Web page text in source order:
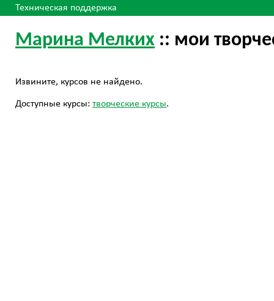
Техническая поддержка
Марина Мелких :: мои
Извините, курсов не найдено.
Доступные курсы: творческие курсы.